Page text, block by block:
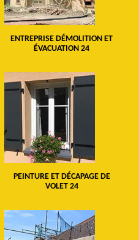
ENTREPRISE DÉMOLITION ET
ÉVACUATION 24
PEINTURE ET DÉCAPAGE DE
VOLET 24